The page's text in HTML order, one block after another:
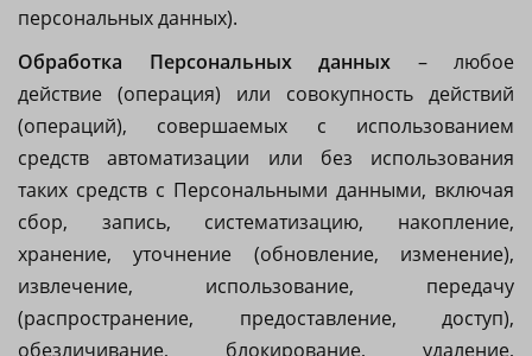
персональных данных).
Обработка Персональных данных – любое
действие (операция) или совокупность действий
(операций), совершаемых с использованием
средств автоматизации или без использования
таких средств с Персональными данными, включая
сбор, запись, систематизацию, накопление,
хранение, уточнение (обновление, изменение),
извлечение, использование, передачу
(распространение, предоставление, доступ),
обезличивание, блокирование, удаление,